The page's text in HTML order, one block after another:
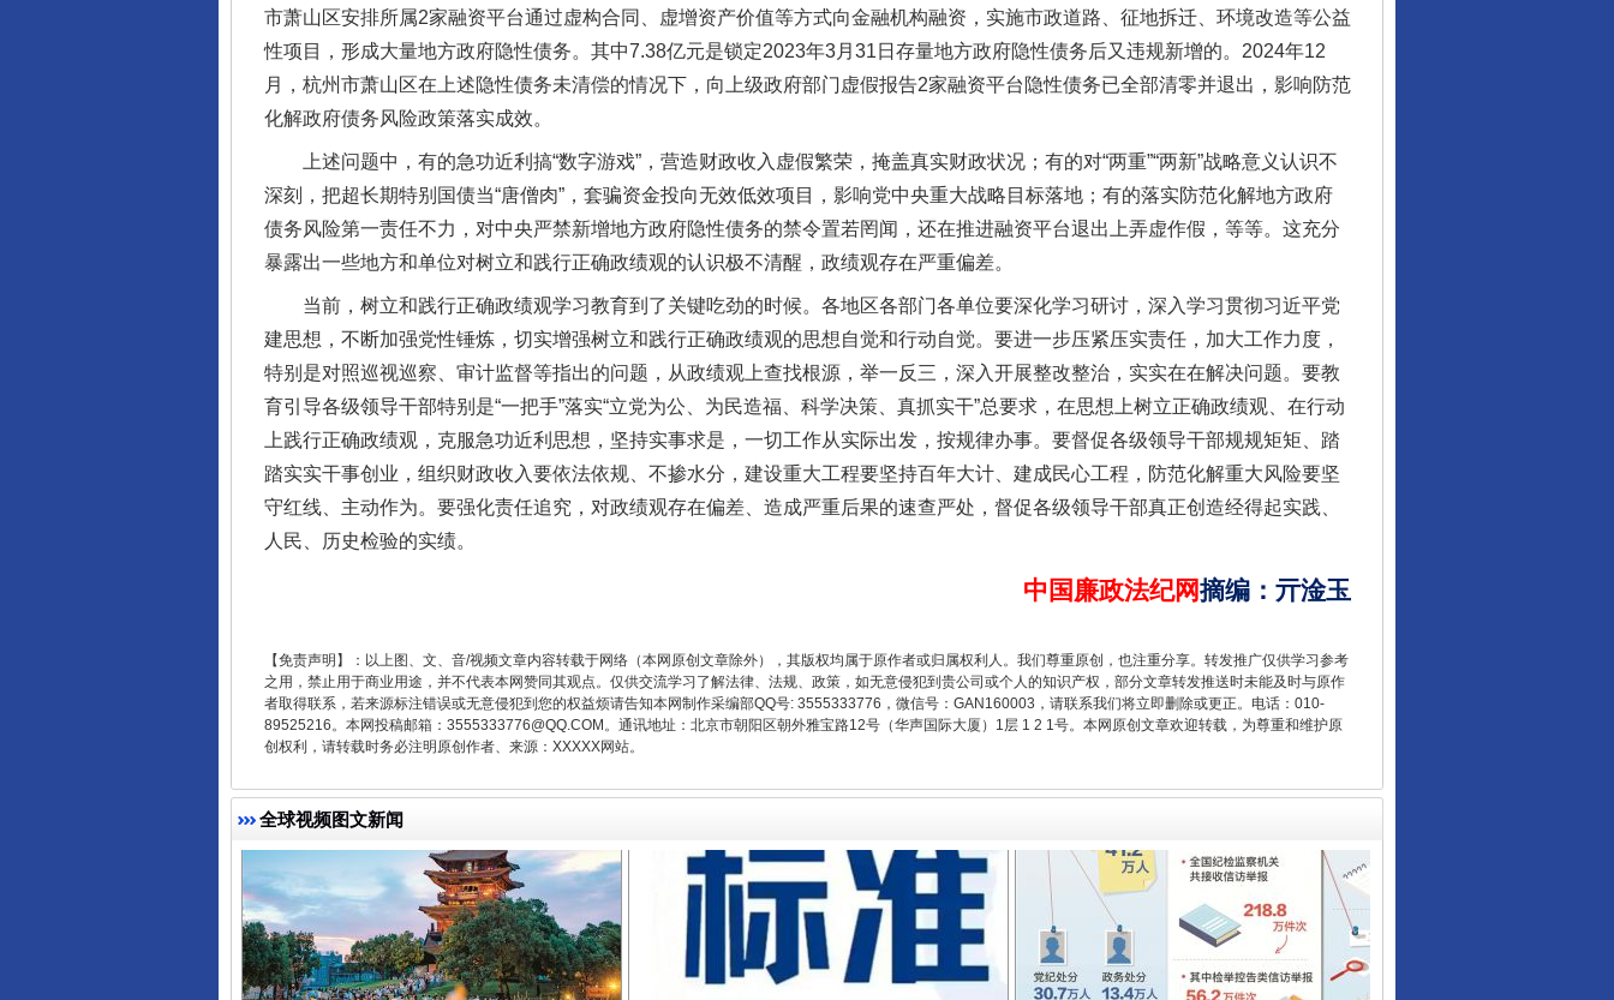
市萧山区安排所属2家融资平台通过虚构合同、虚增资产价值等方式向金融机构融资，实施市政道路、征地拆迁、环境改造等公益
性项目，形成大量地方政府隐性债务。其中7.38亿元是锁定2023年3月31日存量地方政府隐性债务后又违规新增的。2024年12
月，杭州市萧山区在上述隐性债务未清偿的情况下，向上级政府部门虚假报告2家融资平台隐性债务已全部清零并退出，影响防范
化解政府债务风险政策落实成效。
上述问题中，有的急功近利搞“数字游戏”，营造财政收入虚假繁荣，掩盖真实财政状况；有的对“两重”“两新”战略意义认识不
深刻，把超长期特别国债当“唐僧肉”，套骗资金投向无效低效项目，影响党中央重大战略目标落地；有的落实防范化解地方政府
债务风险第一责任不力，对中央严禁新增地方政府隐性债务的禁令置若罔闻，还在推进融资平台退出上弄虚作假，等等。这充分
暴露出一些地方和单位对树立和践行正确政绩观的认识极不清醒，政绩观存在严重偏差。
当前，树立和践行正确政绩观学习教育到了关键吃劲的时候。各地区各部门各单位要深化学习研讨，深入学习贯彻习近平党
建思想，不断加强党性锤炼，切实增强树立和践行正确政绩观的思想自觉和行动自觉。要进一步压紧压实责任，加大工作力度，
特别是对照巡视巡察、审计监督等指出的问题，从政绩观上查找根源，举一反三，深入开展整改整治，实实在在解决问题。要教
育引导各级领导干部特别是“一把手”落实“立党为公、为民造福、科学决策、真抓实干”总要求，在思想上树立正确政绩观、在行动
上践行正确政绩观，克服急功近利思想，坚持实事求是，一切工作从实际出发，按规律办事。要督促各级领导干部规规矩矩、踏
踏实实干事创业，组织财政收入要依法依规、不掺水分，建设重大工程要坚持百年大计、建成民心工程，防范化解重大风险要坚
守红线、主动作为。要强化责任追究，对政绩观存在偏差、造成严重后果的速查严处，督促各级领导干部真正创造经得起实践、
人民、历史检验的实绩。
中国廉政法纪网摘编 ： 亓淦玉
【免责声明】：以上图、文、音/视频文章内容转载于网络（本网原创文章除外），其版权均属于原作者或归属权利人。我们尊重原创，也注重分享。转发推广仅供学习参考
之用，禁止用于商业用途，并不代表本网赞同其观点。仅供交流学习了解法律、法规、政策，如无意侵犯到贵公司或个人的知识产权，部分文章转发推送时未能及时与原作
者取得联系，若来源标注错误或无意侵犯到您的权益烦请告知本网制作采编部QQ号: 3555333776，微信号：GAN160003，请联系我们将立即删除或更正。电话：010-
89525216。本网投稿邮箱：3555333776@QQ.COM。通讯地址：北京市朝阳区朝外雅宝路12号（华声国际大厦）1层 1 2 1号。本网原创文章欢迎转载，为尊重和维护原
创权利，请转载时务必注明原创作者、来源：XXXXX网站。
全球视频图文新闻
完善运行机制助力责任有效落实 一纸欠条伤亲情 巡回调解促和解.. 行业协会接连发公告
千年窑火 生生不息 一批国家标准开始实施 从数据变化看反腐深化